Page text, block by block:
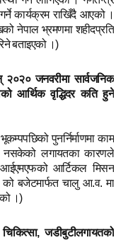
कार्यक्रम राखिँदै आएको ।
नेपाल भ्रमणमा शहीदप्रति
बताइएको ।)
२०२० जनवरीमा सार्वजनिक
आर्थिक वृद्धिदर कति हुने
पुनर्निर्माणमा काम
नसकेको लगायतका कारणले
आईएमएफको आर्टिकल मिसन
बजेटमार्फत चालु आ.व. मा
।)
चिकित्सा, जडीबुटीलगायतको